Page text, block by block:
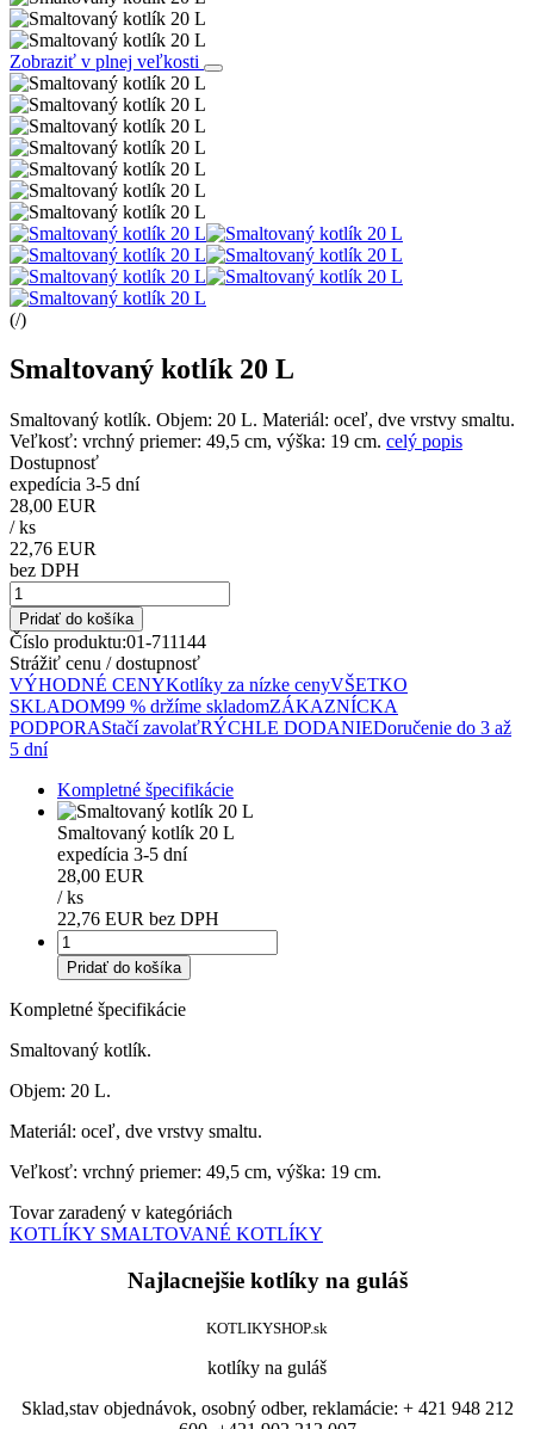
Zobraziť v plnej veľkosti
(/)
Smaltovaný kotlík 20 L
Smaltovaný kotlík. Objem: 20 L. Materiál: oceľ, dve vrstvy smaltu.
Veľkosť: vrchný priemer: 49,5 cm, výška: 19 cm. celý popis
Dostupnosť
expedícia 3-5 dní
28,00 EUR
/ks
22,76 EUR
bez DPH
Pridať do košíka
Číslo produktu:01-711144
Strážiť cenu / dostupnosť
VÝHODNÉ CENYKotlíky za nízke cenyVŠETKO
SKLADOM99 % držíme skladomZÁKAZNÍCKA
PODPORAStačí zavolaťRÝCHLE DODANIEDoručenie do 3 až
5 dní
Kompletné špecifikácie
Smaltovaný kotlík 20 L
expedícia 3-5 dní
28,00 EUR
/ks
22,76 EUR bez DPH
Pridať do košíka
Kompletné špecifikácie
Smaltovaný kotlík.
Objem: 20 L.
Materiál: oceľ, dve vrstvy smaltu.
Veľkosť: vrchný priemer: 49,5 cm, výška: 19 cm.
Tovar zaradený v kategóriách
KOTLÍKY SMALTOVANÉ KOTLÍKY
Najlacnejšie kotlíky na guláš
KOTLIKYSHOP.sk
kotlíky na guláš
Sklad,stav objednávok, osobný odber, reklamácie: + 421 948 212